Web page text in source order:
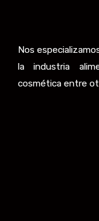
Nos
la industria
cosmética entre